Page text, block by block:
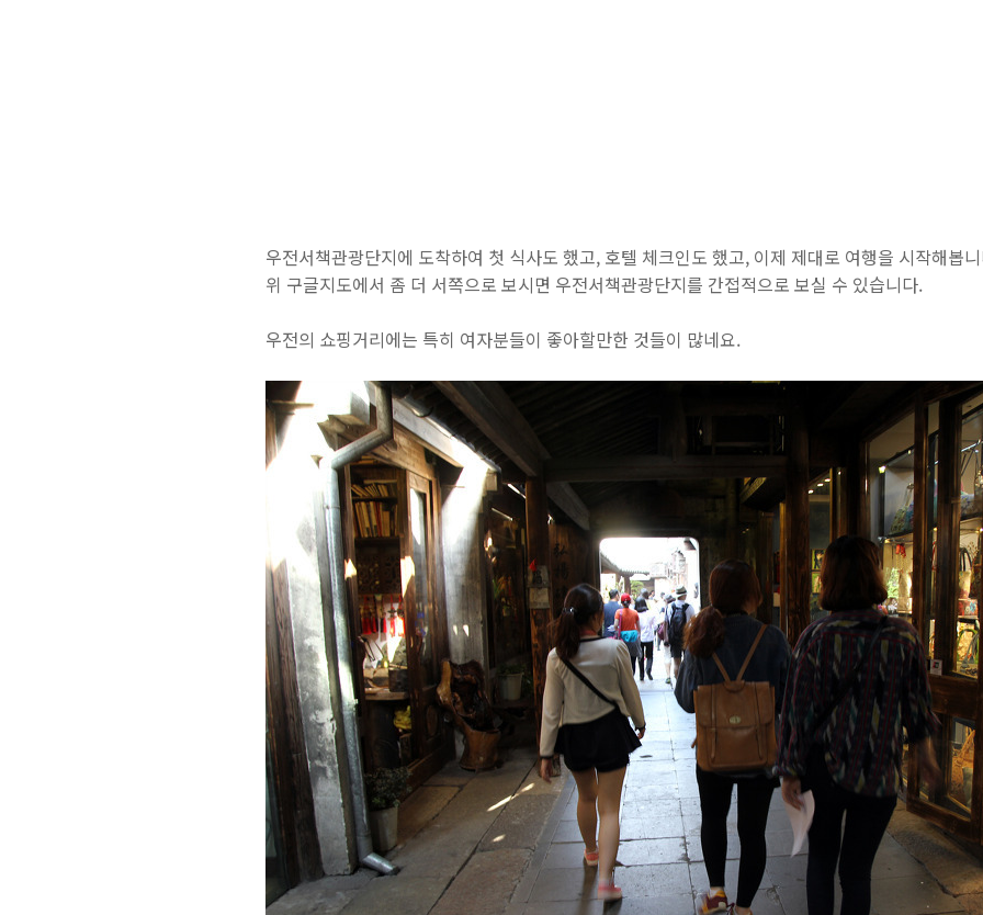
우전서책관광단지에 도착하여 첫 식사도 했고, 호텔 체크인도 했고, 이제 제대로 여행을 시작해봅
위 구글지도에서 좀 더 서쪽으로 보시면 우전서책관광단지를 간접적으로 보실 수 있습니다.
우전의 쇼핑거리에는 특히 여자분들이 좋아할만한 것들이 많네요.